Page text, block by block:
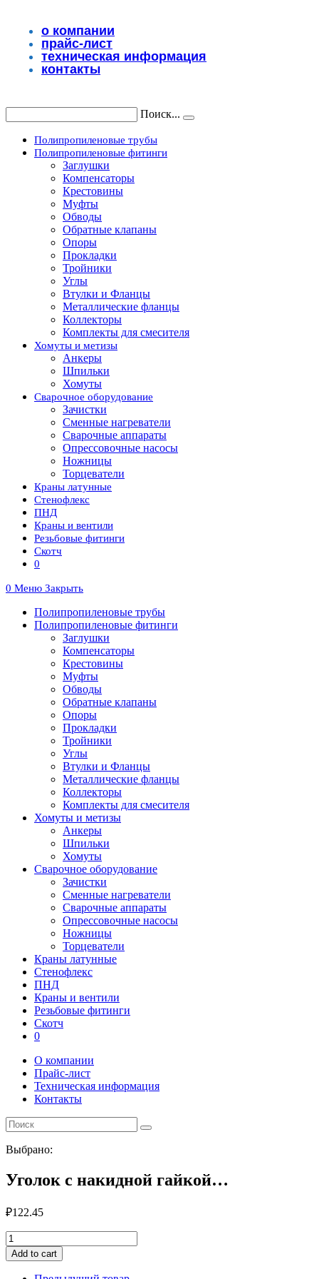
содержимомуо компании
прайс-лист
техническая информация
контакты
Поиск...
Полипропиленовые трубы
Полипропиленовые фитинги
Заглушки
Компенсаторы
Крестовины
Муфты
Обводы
Обратные клапаны
Опоры
Прокладки
Тройники
Углы
Втулки и Фланцы
Металлические фланцы
Коллекторы
Комплекты для смесителя
Хомуты и метизы
Анкеры
Шпильки
Хомуты
Сварочное оборудование
Зачистки
Сменные нагреватели
Сварочные аппараты
Опрессовочные насосы
Ножницы
Торцеватели
Краны латунные
Стенофлекс
ПНД
Краны и вентили
Резьбовые фитинги
Скотч
0
0 Меню Закрыть
Полипропиленовые трубы
Полипропиленовые фитинги
Заглушки
Компенсаторы
Крестовины
Муфты
Обводы
Обратные клапаны
Опоры
Прокладки
Тройники
Углы
Втулки и Фланцы
Металлические фланцы
Коллекторы
Комплекты для смесителя
Хомуты и метизы
Анкеры
Шпильки
Хомуты
Сварочное оборудование
Зачистки
Сменные нагреватели
Сварочные аппараты
Опрессовочные насосы
Ножницы
Торцеватели
Краны латунные
Стенофлекс
ПНД
Краны и вентили
Резьбовые фитинги
Скотч
0
О компании
Прайс-лист
Техническая информация
Контакты
Выбрано:
Уголок с накидной гайкой…
₽122.45
Уголок
с
накидной
гайкой
Add to cart